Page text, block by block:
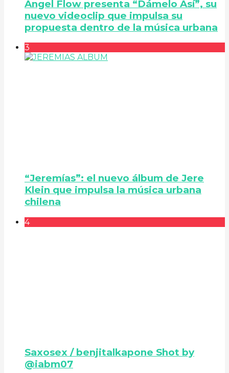
Angel Flow presenta “Dámelo Así”, su
nuevo videoclip que impulsa su
propuesta dentro de la música urbana
3
“Jeremías”: el nuevo álbum de Jere
Klein que impulsa la música urbana
chilena
4
Saxosex / benjitalkapone Shot by
@iabm07